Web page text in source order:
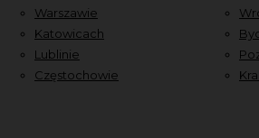
Warszawie
Katowicach
Lublinie
Częstochowie